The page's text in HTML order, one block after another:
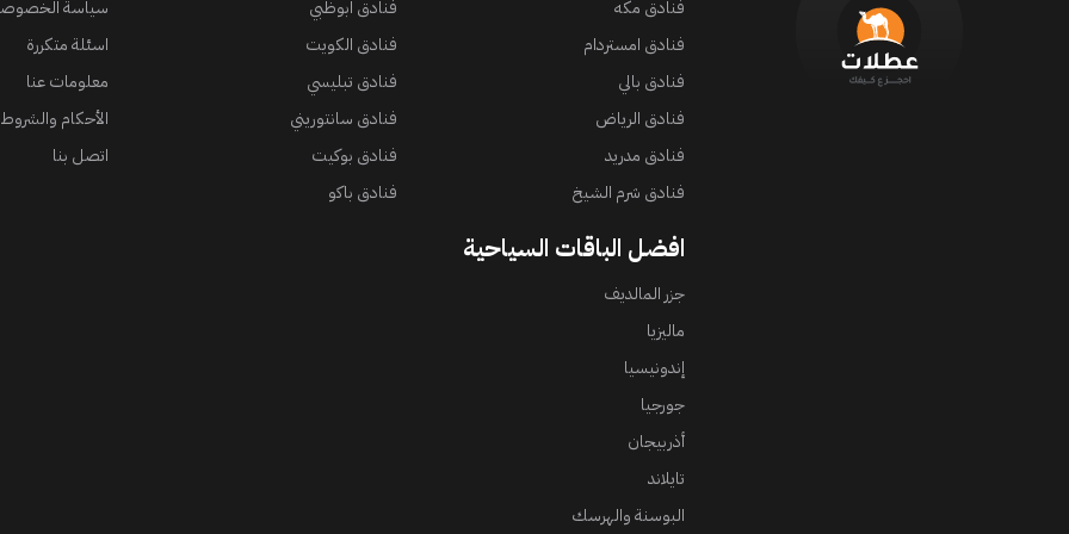
فنادق مكه
فنادق امستردام
فنادق بالي
فنادق الرياض
فنادق مدريد
فنادق شرم الشيخ
فنادق ابوظبي
فنادق الكويت
فنادق تبليسي
فنادق سانتوريني
فنادق بوكيت
فنادق باكو
سياسة
اسئلة متكررة
معلومات عنا
الأحكام والشروط
اتصل بنا
افضل الباقات السياحية
جزر المالديف
ماليزيا
إندونيسيا
جورجيا
أذربيجان
تايلاند
البوسنة والهرسك